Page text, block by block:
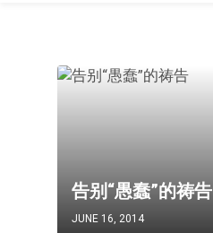
告别“愚蠢”的祷告
JUNE 16, 2014